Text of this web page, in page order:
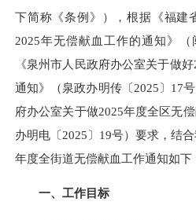
下简称《条例》），根据《福建
2025年无偿献血工作的通知》
《泉州市人民政府办公室关于做
通知》（泉政办明传〔2025〕17
府办公室关于做2025年度全区无
办明电〔2025〕19号）要求，结
年度全街道无偿献血工作通知如下
一、工作目标